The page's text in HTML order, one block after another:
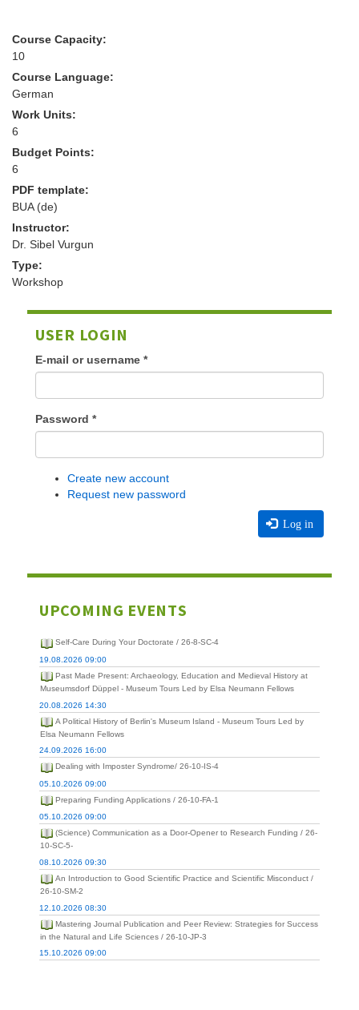
Course Capacity:
10
Course Language:
German
Work Units:
6
Budget Points:
6
PDF template:
BUA (de)
Instructor:
Dr. Sibel Vurgun
Type:
Workshop
USER LOGIN
E-mail or username *
Password *
Create new account
Request new password
Log in
UPCOMING EVENTS
Self-Care During Your Doctorate / 26-8-SC-4
19.08.2026 09:00
Past Made Present: Archaeology, Education and Medieval History at
Museumsdorf Düppel - Museum Tours Led by Elsa Neumann Fellows
20.08.2026 14:30
A Political History of Berlin's Museum Island - Museum Tours Led by
Elsa Neumann Fellows
24.09.2026 16:00
Dealing with Imposter Syndrome/ 26-10-IS-4
05.10.2026 09:00
Preparing Funding Applications / 26-10-FA-1
05.10.2026 09:00
(Science) Communication as a Door-Opener to Research Funding / 26-
10-SC-5-
08.10.2026 09:30
An Introduction to Good Scientific Practice and Scientific Misconduct /
26-10-SM-2
12.10.2026 08:30
Mastering Journal Publication and Peer Review: Strategies for Success
in the Natural and Life Sciences / 26-10-JP-3
15.10.2026 09:00